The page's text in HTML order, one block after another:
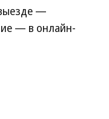
—
— в онлайн-